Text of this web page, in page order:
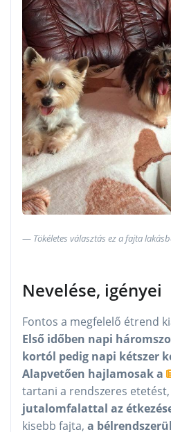
Tökéletes választás ez a fajta
Nevelése, igényei
Fontos a megfelelő étrend
Első időben napi
kortól pedig napi kétszer
Alapvetően hajlamosak a
tartani a rendszeres etetést,
jutalomfalattal az
kisebb fajta, a